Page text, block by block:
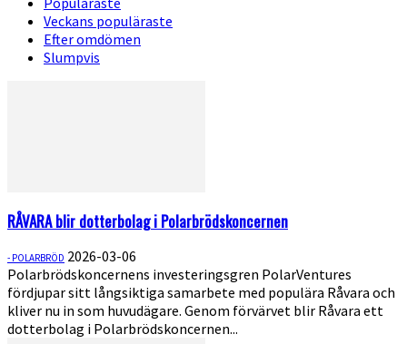
Veckans populäraste
Efter omdömen
Slumpvis
RÅVARA blir dotterbolag i Polarbrödskoncernen
- POLARBRÖD 2026-03-06
Polarbrödskoncernens investeringsgren PolarVentures
fördjupar sitt långsiktiga samarbete med populära Råvara och
kliver nu in som huvudägare. Genom förvärvet blir Råvara ett
dotterbolag i Polarbrödskoncernen...